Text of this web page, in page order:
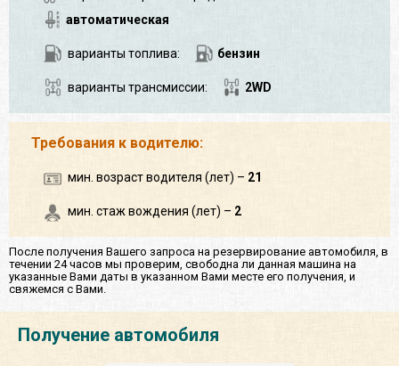
автоматическая
варианты топлива: бензин
варианты трансмиссии: 2WD
Требования к водителю:
мин. возраст водителя (лет) – 21
мин. стаж вождения (лет) – 2
После получения Вашего запроса на резервирование автомобиля, в
течении 24 часов мы проверим, свободна ли данная машина на
указанные Вами даты в указанном Вами месте его получения, и
свяжемся с Вами.
Получение автомобиля